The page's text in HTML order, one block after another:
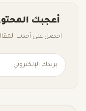
أعجبك
احصل على أحدث